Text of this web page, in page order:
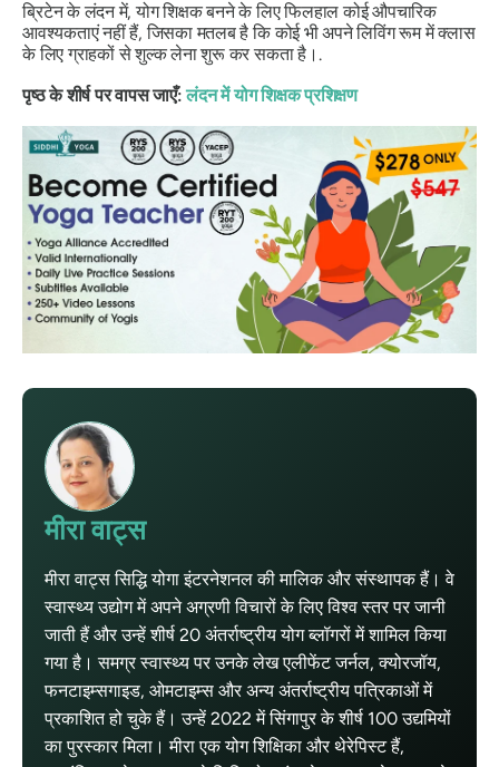
ब्रिटेन के लंदन में, योग शिक्षक बनने के लिए फिलहाल कोई औपचारिक
आवश्यकताएं नहीं हैं, जिसका मतलब है कि कोई भी अपने लिविंग रूम में क्लास
के लिए ग्राहकों से शुल्क लेना शुरू कर सकता है।.
पृष्ठ के शीर्ष पर वापस जाएँ: लंदन में योग शिक्षक प्रशिक्षण
मीरा वाट्स
मीरा वाट्स सिद्धि योगा इंटरनेशनल की मालिक और संस्थापक हैं। वे
स्वास्थ्य उद्योग में अपने अग्रणी विचारों के लिए विश्व स्तर पर जानी
जाती हैं और उन्हें शीर्ष 20 अंतर्राष्ट्रीय योग ब्लॉगरों में शामिल किया
गया है। समग्र स्वास्थ्य पर उनके लेख एलीफेंट जर्नल, क्योरजॉय,
फनटाइम्सगाइड, ओमटाइम्स और अन्य अंतर्राष्ट्रीय पत्रिकाओं में
प्रकाशित हो चुके हैं। उन्हें 2022 में सिंगापुर के शीर्ष 100 उद्यमियों
का पुरस्कार मिला। मीरा एक योग शिक्षिका और थेरेपिस्ट हैं,